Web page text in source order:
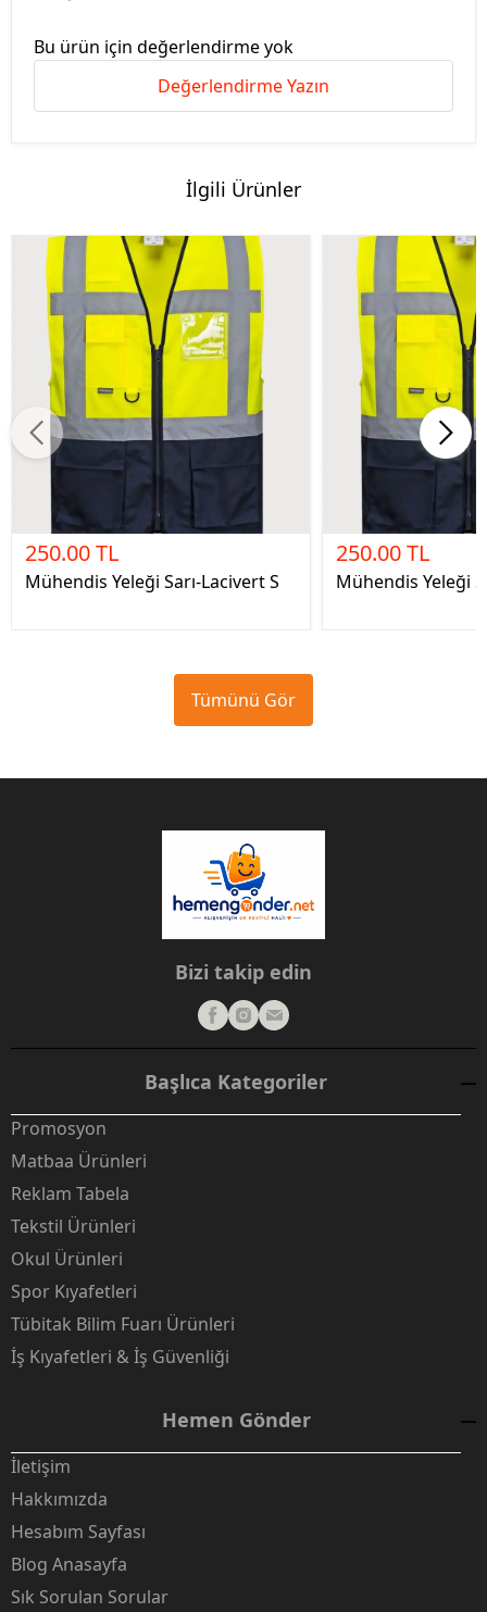
Bu ürün için değerlendirme yok
Değerlendirme Yazın
İlgili Ürünler
250.00 TL
Mühendis Yeleği Sarı-Lacivert S
250.00 TL
Mühendis Yeleği
Tümünü Gör
Bizi takip edin
Başlıca Kategoriler
Promosyon
Matbaa Ürünleri
Reklam Tabela
Tekstil Ürünleri
Okul Ürünleri
Spor Kıyafetleri
Tübitak Bilim Fuarı Ürünleri
İş Kıyafetleri & İş Güvenliği
Hemen Gönder
İletişim
Hakkımızda
Hesabım Sayfası
Blog Anasayfa
Sık Sorulan Sorular